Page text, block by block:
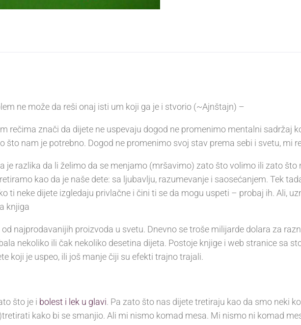
ne može da reši onaj isti um koji ga je i stvorio (~Ajnštajn) –
rečima znači da dijete ne uspevaju dogod ne promenimo mentalni sadržaj
što nam je potrebno. Dogod ne promenimo svoj stav prema sebi i svetu, mi
je razlika da li želimo da se menjamo (mršavimo) zato što volimo ili zato
kao da je naše dete: sa ljubavlju, razumevanje i saosećanjem. Tek
ti neke dijete izgledaju privlačne i čini ti se da mogu uspeti – probaj ih. Ali,
knjiga
od najprodavanijih proizvoda u svetu. Dnevno se troše milijarde dolara za
nekoliko ili čak nekoliko desetina dijeta. Postoje knjige i web stranice sa
koji je uspeo, ili još manje čiji su efekti trajno trajali.
što je i bolest i lek u glavi. Pa zato što nas dijete tretiraju kao da smo neki
kako bi se smanjio. Ali mi nismo komad mesa. Mi nismo ni komad